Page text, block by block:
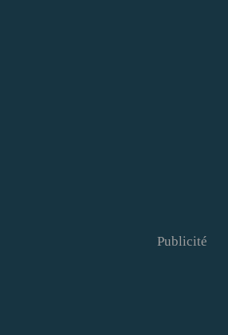
Publicité